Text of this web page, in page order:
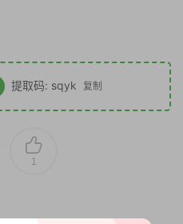
提取码: sqyk 复制
1